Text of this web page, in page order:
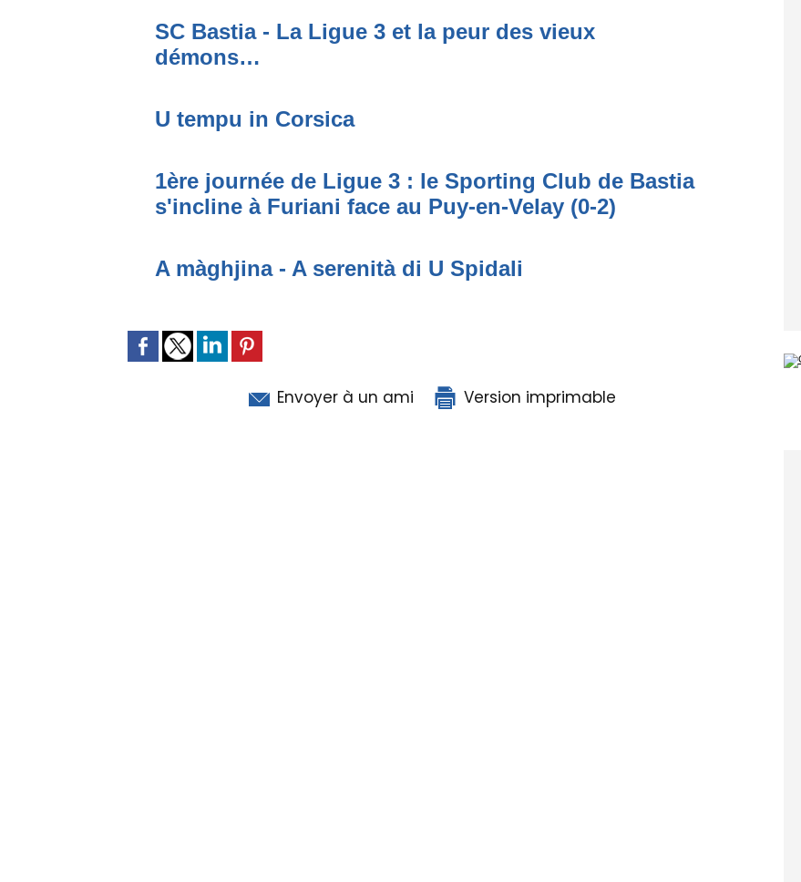
SC Bastia - La Ligue 3 et la peur des vieux
démons…
U tempu in Corsica
1ère journée de Ligue 3 : le Sporting Club de Bastia
s'incline à Furiani face au Puy-en-Velay (0-2)
A màghjina - A serenità di U Spidali
Envoyer à un ami Version imprimable